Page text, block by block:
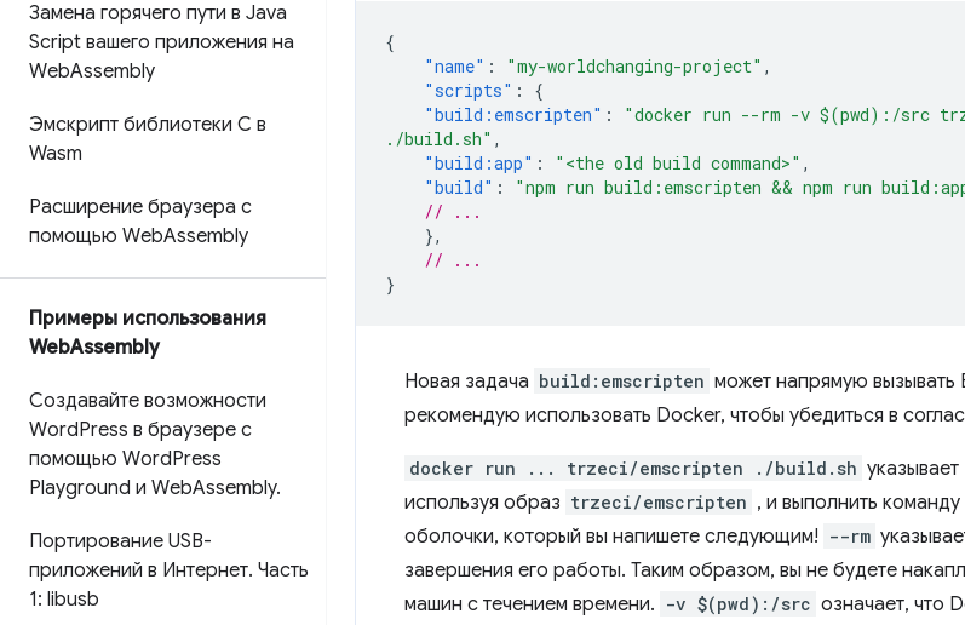
Замена горячего пути в Java
Script вашего приложения на
WebAssembly
Эмскрипт библиотеки C в
Wasm
Расширение браузера с
помощью WebAssembly
Примеры использования
WebAssembly
Создавайте возможности
WordPress в браузере с
помощью WordPress
Playground и WebAssembly.
Портирование USB-
приложений в Интернет. Часть
1: libusb
{
"name" : "my-worldchanging-project" ,
"scripts" :
{
"build:emscripten" :
"docker run --rm -v $(pwd):/src
./build.sh" ,
"build:app" : "<the old build command>" ,
"build" : "npm run build:emscripten && npm run
// ...
},
// ...
}
Новая задача build:emscripten может напрямую вызывать
рекомендую использовать Docker, чтобы убедиться в
docker run ... trzeci/emscripten ./build.sh
используя образ trzeci/emscripten , и выполнить команду
оболочки, который вы напишете следующим! --rm
завершения его работы. Таким образом, вы не будете
машин с течением времени. -v $(pwd):/src означает, что